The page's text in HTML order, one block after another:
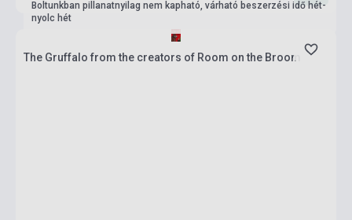
Boltunkban pillanatnyilag nem kapható, várható beszerzési idő hét-
nyolc hét
The Gruffalo from the creators of Room on the Broom